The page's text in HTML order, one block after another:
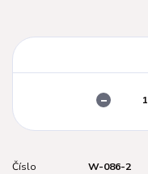
Číslo
W-086-2